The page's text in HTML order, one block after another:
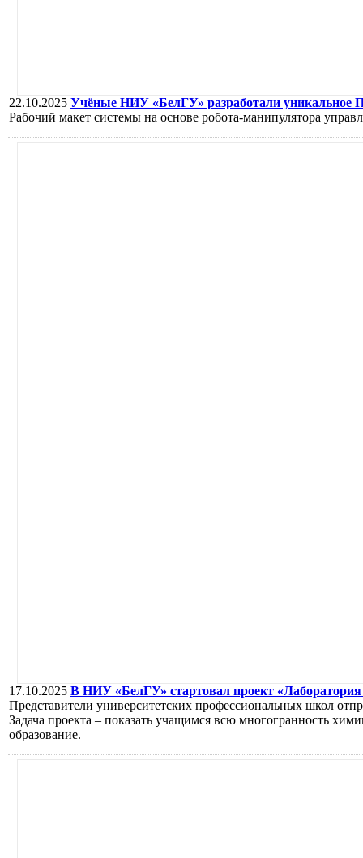
22.10.2025 Учёные НИУ «БелГУ» разработали уникальное
Рабочий макет системы на основе робота-манипулятора
17.10.2025 В НИУ «БелГУ» стартовал проект
Представители университетских профессиональных школ
Задача проекта – показать учащимся всю многогранность
образование.